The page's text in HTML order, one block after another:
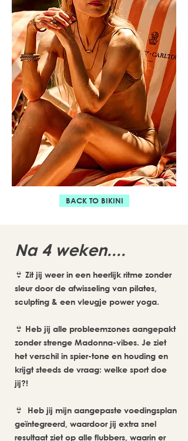
BACK TO BIKINI
Na 4 weken....
👙 Zit jij weer in een heerlijk ritme zonder
sleur door de afwisseling van pilates,
sculpting & een vleugje power yoga.
👙 Heb jij alle probleemzones aangepakt
zonder strenge Madonna-vibes. Je ziet
het verschil in spier-tone en houding en
krijgt steeds de vraag: welke sport doe
jij?!
👙 Heb jij mijn aangepaste voedingsplan
geïntegreerd, waardoor jij extra snel
resultaat ziet op alle flubbers, waarin er